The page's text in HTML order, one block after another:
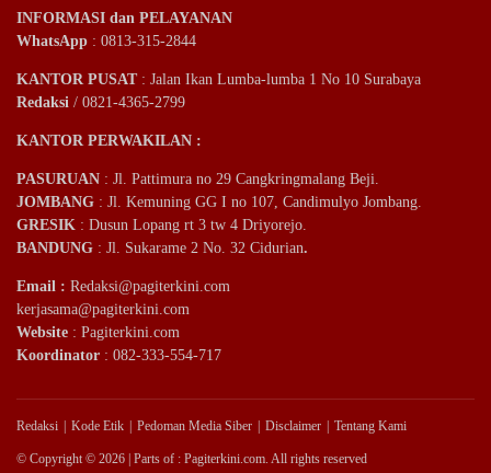
INFORMASI dan PELAYANAN
WhatsApp : 0813-315-2844
KANTOR PUSAT: Jalan Ikan Lumba-lumba 1 No 10 Surabaya
Redaksi / 0821-4365-2799
KANTOR PERWAKILAN :
PASURUAN : Jl. Pattimura no 29 Cangkringmalang Beji.
JOMBANG : Jl. Kemuning GG I no 107, Candimulyo Jombang.
GRESIK : Dusun Lopang rt 3 tw 4 Driyorejo.
BANDUNG : Jl. Sukarame 2 No. 32 Cidurian.
Email : Redaksi@pagiterkini.com
kerjasama@pagiterkini.com
Website : Pagiterkini.com
Koordinator : 082-333-554-717
Redaksi Kode Etik Pedoman Media Siber Disclaimer Tentang Kami
© Copyright © 2026 | Parts of : Pagiterkini.com. All rights reserved